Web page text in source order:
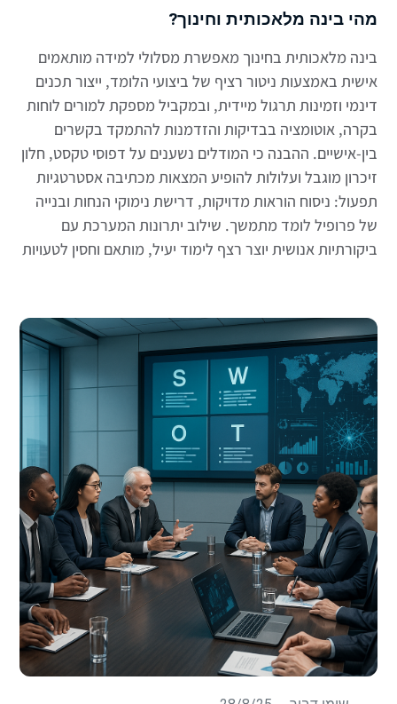
מהי בינה מלאכותית וחינוך?
בינה מלאכותית בחינוך מאפשרת מסלולי למידה מותאמים
אישית באמצעות ניטור רציף של ביצועי הלומד, ייצור תכנים
דינמי וזמינות תרגול מיידית, ובמקביל מספקת למורים לוחות
בקרה, אוטומציה בבדיקות והזדמנות להתמקד בקשרים
בין-אישיים. ההבנה כי המודלים נשענים על דפוסי טקסט, חלון
זיכרון מוגבל ועלולות להופיע המצאות מכתיבה אסטרטגיות
תפעול: ניסוח הוראות מדויקות, דרישת נימוקי הנחות ובנייה
של פרופיל לומד מתמשך. שילוב יתרונות המערכת עם
ביקורתיות אנושית יוצר רצף לימוד יעיל, מותאם וחסין לטעויות